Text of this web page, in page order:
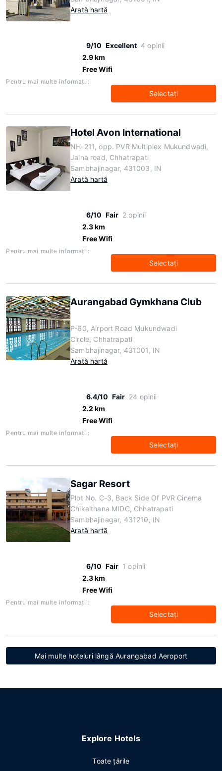
Arată hartă
9/10 Excellent 4 opinii
2.9 km
Free Wifi
Pentru mai multe informaţii:
Selectaţi
Hotel Avon International
NH-211, opp. PVR Multiplex Mukundwadi,
Jalna road, Chhatrapati
Sambhajinagar, 431003, IN
Arată hartă
6/10 Fair 2 opinii
2.3 km
Free Wifi
Pentru mai multe informaţii:
Selectaţi
Aurangabad Gymkhana Club
P-60, Airport Road Mukundwadi
Circle, Chhatrapati
Sambhajinagar, 431001, IN
Arată hartă
6.4/10 Fair 24 opinii
2.2 km
Free Wifi
Pentru mai multe informaţii:
Selectaţi
Sagar Resort
Plot No. C-3, Back Side Of PVR Cinema
Chikalthana MIDC, Chhatrapati
Sambhajinagar, 431210, IN
Arată hartă
6/10 Fair 1 opinii
2.3 km
Free Wifi
Pentru mai multe informaţii:
Selectaţi
Mai multe hoteluri lângă Aurangabad Aeroport
Explore Hotels
Toate ţările